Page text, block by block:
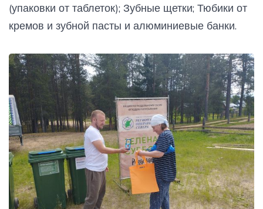
(упаковки от таблеток); Зубные щетки; Тюбики от
кремов и зубной пасты и алюминиевые банки.